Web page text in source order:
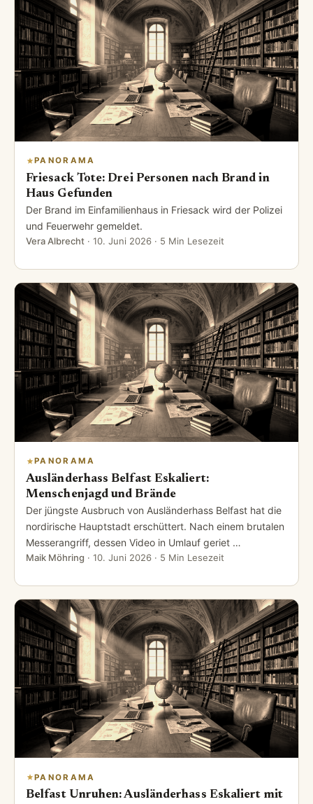
PANORAMA
Friesack Tote: Drei Personen nach Brand in
Haus Gefunden
Der Brand im Einfamilienhaus in Friesack wird der Polizei
und Feuerwehr gemeldet.
Vera Albrecht · 10. Juni 2026 · 5 Min Lesezeit
PANORAMA
Ausländerhass Belfast Eskaliert:
Menschenjagd und Brände
Der jüngste Ausbruch von Ausländerhass Belfast hat die
nordirische Hauptstadt erschüttert. Nach einem brutalen
Messerangriff, dessen Video in Umlauf geriet …
Maik Möhring · 10. Juni 2026 · 5 Min Lesezeit
PANORAMA
Belfast Unruhen: Ausländerhass Eskaliert mit